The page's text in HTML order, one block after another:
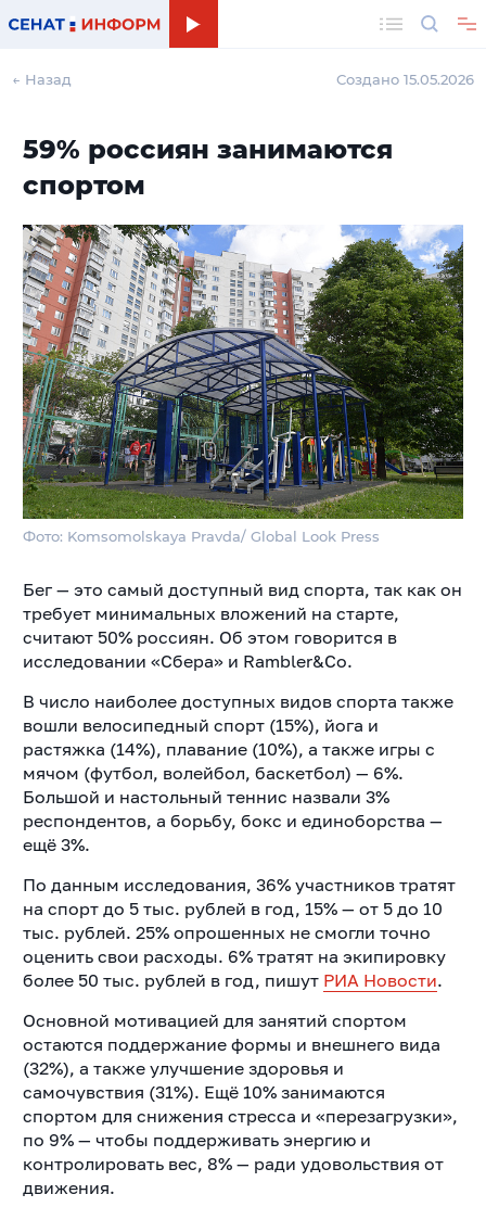
← Назад Создано 15.05.2026
59% россиян занимаются
спортом
Фото: Komsomolskaya Pravda/ Global Look Press
Бег — это самый доступный вид спорта, так как он
требует минимальных вложений на старте,
считают 50% россиян. Об этом говорится в
исследовании «Сбера» и Rambler&Co.
В число наиболее доступных видов спорта также
вошли велосипедный спорт (15%), йога и
растяжка (14%), плавание (10%), а также игры с
мячом (футбол, волейбол, баскетбол) — 6%.
Большой и настольный теннис назвали 3%
респондентов, а борьбу, бокс и единоборства —
ещё 3%.
По данным исследования, 36% участников тратят
на спорт до 5 тыс. рублей в год, 15% — от 5 до 10
тыс. рублей. 25% опрошенных не смогли точно
оценить свои расходы. 6% тратят на экипировку
более 50 тыс. рублей в год, пишут РИА Новости.
Основной мотивацией для занятий спортом
остаются поддержание формы и внешнего вида
(32%), а также улучшение здоровья и
самочувствия (31%). Ещё 10% занимаются
спортом для снижения стресса и «перезагрузки»,
по 9% — чтобы поддерживать энергию и
контролировать вес, 8% — ради удовольствия от
движения.